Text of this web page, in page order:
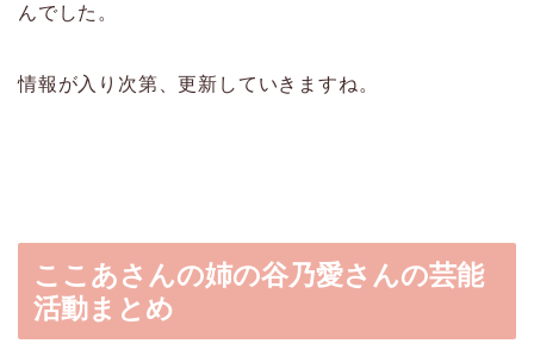
んでした。
情報が入り次第、更新していきますね。
ここあさんの姉の谷乃愛さんの芸能
活動まとめ